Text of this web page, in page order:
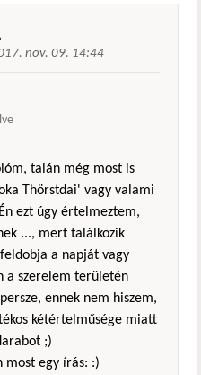
nov. 09. 14:44
talán még most is
Thörstdai' vagy valami
ezt úgy értelmeztem,
..., mert találkozik
a napját vagy
a szerelem területén
ennek nem hiszem,
kétértelműsége miatt
;)
most egy írás: :)